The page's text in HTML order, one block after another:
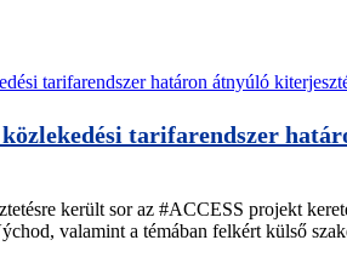
tarifarendszer
került sor az #ACCESS projekt
valamint a témában felkért külső